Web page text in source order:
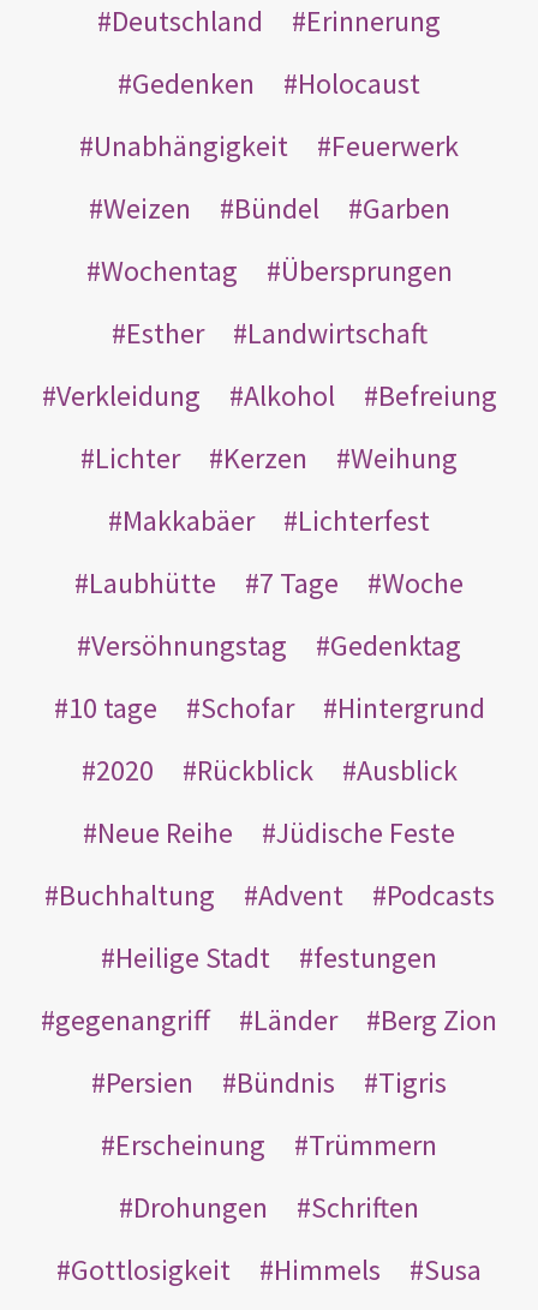
Deutschland
Erinnerung
Gedenken
Holocaust
Unabhängigkeit
Feuerwerk
Weizen
Bündel
Garben
Wochentag
Übersprungen
Esther
Landwirtschaft
Verkleidung
Alkohol
Befreiung
Lichter
Kerzen
Weihung
Makkabäer
Lichterfest
Laubhütte
7 Tage
Woche
Versöhnungstag
Gedenktag
10 tage
Schofar
Hintergrund
2020
Rückblick
Ausblick
Neue Reihe
Jüdische Feste
Buchhaltung
Advent
Podcasts
Heilige Stadt
festungen
gegenangriff
Länder
Berg Zion
Persien
Bündnis
Tigris
Erscheinung
Trümmern
Drohungen
Schriften
Gottlosigkeit
Himmels
Susa